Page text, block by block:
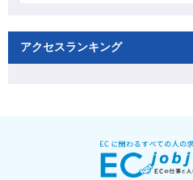
アクセスランキング